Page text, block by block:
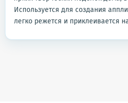
Используется для создания
легко режется и приклеивается